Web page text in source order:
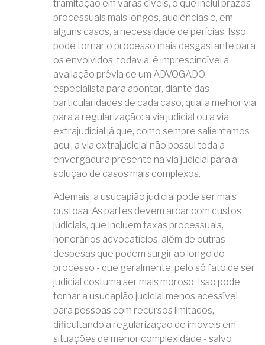
tramitação em varas cíveis, o que inclui prazos
processuais mais longos, audiências e, em
alguns casos, a necessidade de perícias. Isso
pode tornar o processo mais desgastante para
os envolvidos, todavia, é imprescindível a
avaliação prévia de um ADVOGADO
especialista para apontar, diante das
particularidades de cada caso, qual a melhor via
para a regularização: a via judicial ou a via
extrajudicial já que, como sempre salientamos
aqui, a via extrajudicial não possui toda a
envergadura presente na via judicial para a
solução de casos mais complexos.
Ademais, a usucapião judicial pode ser mais
custosa. As partes devem arcar com custos
judiciais, que incluem taxas processuais,
honorários advocatícios, além de outras
despesas que podem surgir ao longo do
processo - que geralmente, pelo só fato de ser
judicial costuma ser mais moroso. Isso pode
tornar a usucapião judicial menos acessível
para pessoas com recursos limitados,
dificultando a regularização de imóveis em
situações de menor complexidade - salvo